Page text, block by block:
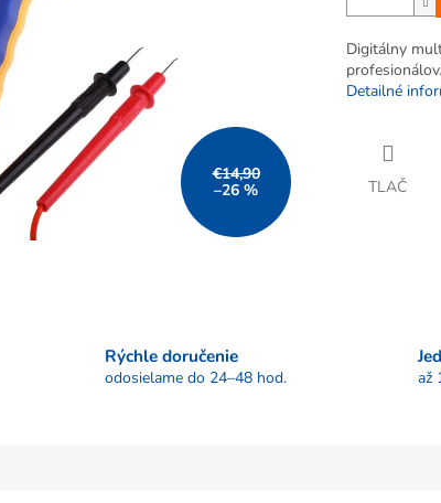
€14,90
–26 %
Digitálny
Detailné
TLAČ
Rýchle doručenie
odosielame do 24–48 hod. až